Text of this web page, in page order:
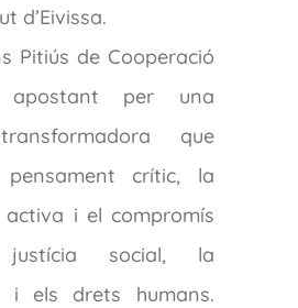
d’Eivissa.
Pitiús de Cooperació
apostant per una
que
crític, la
activa i el compromís
social, la
i els drets humans.